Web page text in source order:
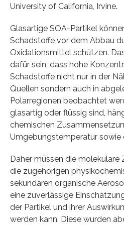
University of California, Irvine.
Glasartige SOA-Partikel
Schadstoffe vor dem Abbau
Oxidationsmittel schützen.
dafür sein, dass hohe
Schadstoffe nicht nur in der
Quellen sondern auch in
Polarregionen beobachtet
glasartig oder flüssig sind,
chemischen
Umgebungstemperatur
Daher müssen die
die zugehörigen
sekundären organische
eine zuverlässige
der Partikel und ihrer
werden kann. Diese wurden